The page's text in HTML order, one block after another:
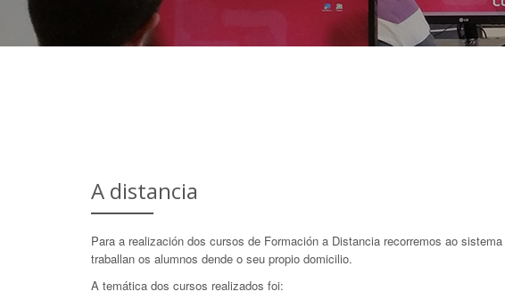
A distancia
Para a realización dos cursos de Formación a Distancia recorremos ao
traballan os alumnos dende o seu propio domicilio.
A temática dos cursos realizados foi: